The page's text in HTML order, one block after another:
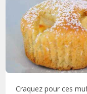
Craquez pour ces